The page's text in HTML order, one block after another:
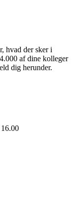
hvad der sker i
af dine kolleger
dig herunder.